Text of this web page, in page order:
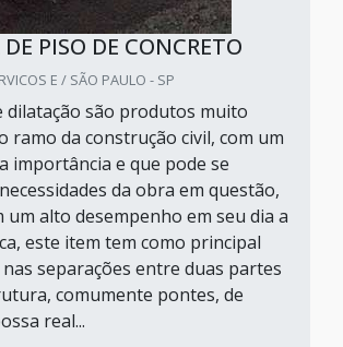
DE PISO DE CONCRETO
E / SÃO PAULO - SP
dilatação são produtos muito
ramo da construção civil, com um
importância e que pode se
da obra em questão,
um alto desempenho em seu dia a
este item tem como principal
separações entre duas partes
comumente pontes, de
real...